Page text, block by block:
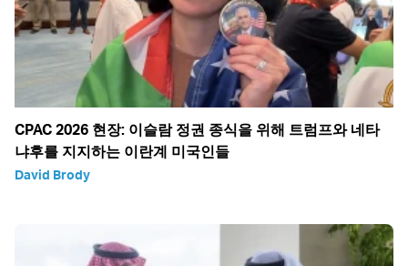
CPAC 2026 현장: 이슬람 정권 종식을 위해 트럼프와 네타
냐후를 지지하는 이란계 미국인들
David Brody